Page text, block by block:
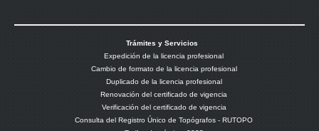
Trámites y Servicios
Expedición de la licencia profesional
Cambio de formato de la licencia profesional
Duplicado de la licencia profesional
Renovación del certificado de vigencia
Verificación del certificado de vigencia
Consulta del Registro Único de Topógrafos - RUTOPO